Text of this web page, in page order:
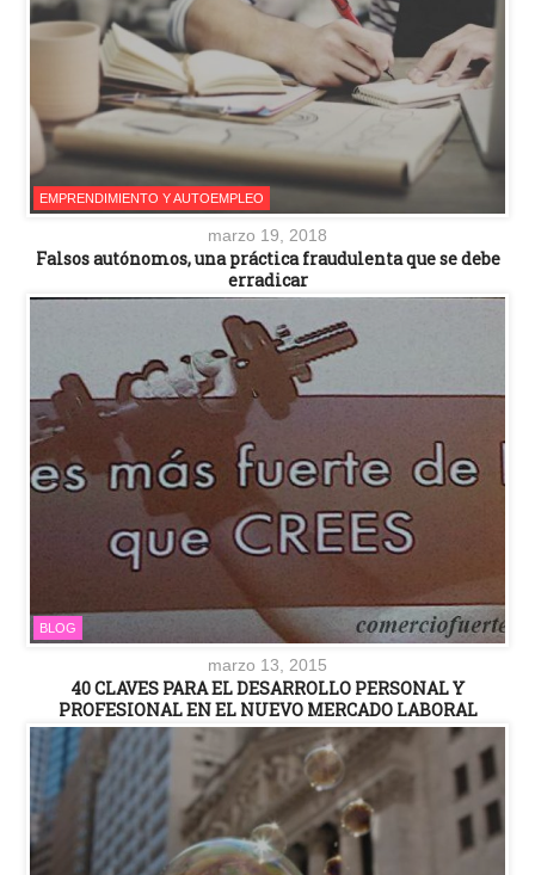
EMPRENDIMIENTO Y AUTOEMPLEO
marzo 19, 2018
Falsos autónomos, una práctica fraudulenta que se debe
erradicar
BLOG
marzo 13, 2015
40 CLAVES PARA EL DESARROLLO PERSONAL Y
PROFESIONAL EN EL NUEVO MERCADO LABORAL